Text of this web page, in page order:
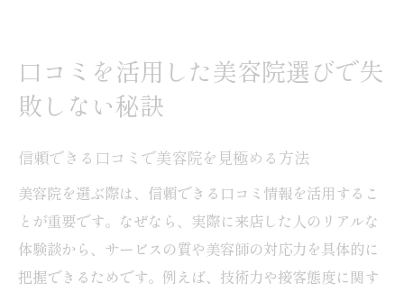
口コミを活用した美容院選びで失
敗しない秘訣
信頼できる口コミで美容院を見極める方法
美容院を選ぶ際は、信頼できる口コミ情報を活用するこ
とが重要です。なぜなら、実際に来店した人のリアルな
体験談から、サービスの質や美容師の対応力を具体的に
把握できるためです。例えば、技術力や接客態度に関す